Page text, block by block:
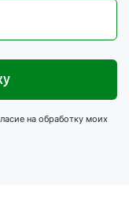
на обработку моих